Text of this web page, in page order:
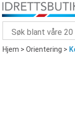
Hjem>Orientering>